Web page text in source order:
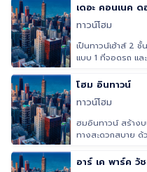
เดอะ คอนเนค
ทาวน์โฮม
เป็นทาวน์เฮ้าส์ 2 ชั้
แบบ 1 ที่จอดรถ แล
โฮม อินทาวน์
ทาวน์โฮม
ฮมอินทาวน์ สร้างบ
ทางสะดวกสบาย ด้
อาร์ เค พาร์ค วั